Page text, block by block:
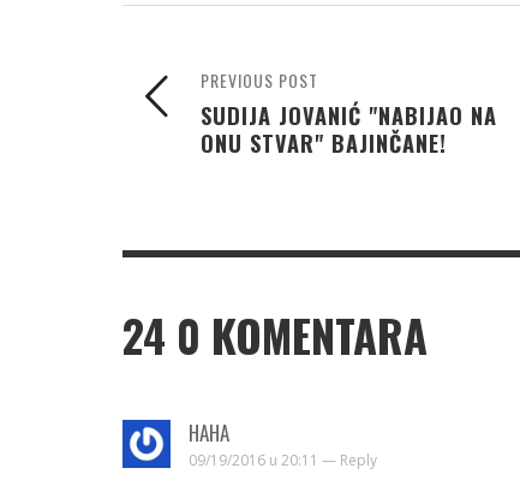
PREVIOUS POST
SUDIJA JOVANIĆ "NABIJAO NA
ONU STVAR" BAJINČANE!
24 0 KOMENTARA
HAHA
09/19/2016 u 20:11 — Reply